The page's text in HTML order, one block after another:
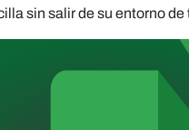
sin salir de su entorno